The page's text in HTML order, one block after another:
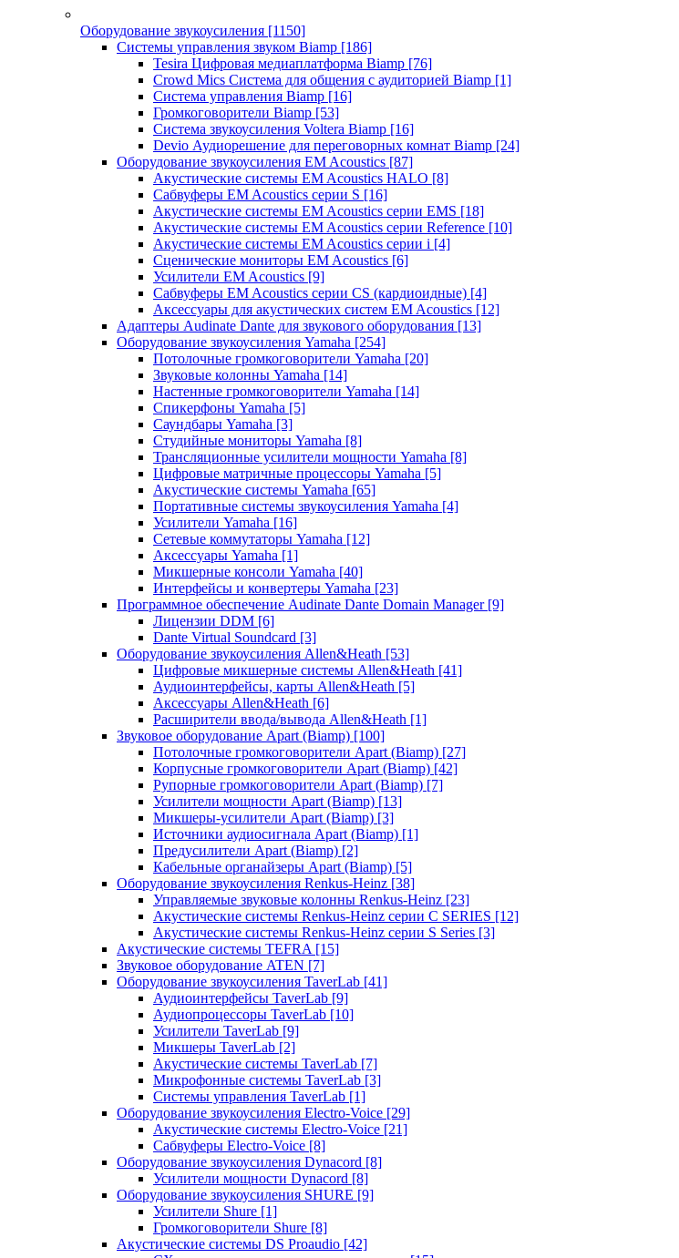
Оборудование звукоусиления [1150]
Системы управления звуком Biamp [186]
Tesira Цифровая медиаплатформа Biamp [76]
Crowd Mics Система для общения с аудиторией Biamp [1]
Система управления Biamp [16]
Громкоговорители Biamp [53]
Система звукоусиления Voltera Biamp [16]
Devio Аудиорешение для переговорных комнат Biamp [24]
Оборудование звукоусиления EM Acoustics [87]
Акустические системы EM Acoustics HALO [8]
Сабвуферы EM Acoustics серии S [16]
Акустические системы EM Acoustics серии EMS [18]
Акустические системы EM Acoustics серии Reference [10]
Акустические системы EM Acoustics серии i [4]
Сценические мониторы EM Acoustics [6]
Усилители EM Acoustics [9]
Сабвуферы EM Acoustics серии CS (кардиоидные) [4]
Аксессуары для акустических систем EM Acoustics [12]
Адаптеры Audinate Dante для звукового оборудования [13]
Оборудование звукоусиления Yamaha [254]
Потолочные громкоговорители Yamaha [20]
Звуковые колонны Yamaha [14]
Настенные громкоговорители Yamaha [14]
Спикерфоны Yamaha [5]
Саундбары Yamaha [3]
Студийные мониторы Yamaha [8]
Трансляционные усилители мощности Yamaha [8]
Цифровые матричные процессоры Yamaha [5]
Акустические системы Yamaha [65]
Портативные системы звукоусиления Yamaha [4]
Усилители Yamaha [16]
Сетевые коммутаторы Yamaha [12]
Аксессуары Yamaha [1]
Микшерные консоли Yamaha [40]
Интерфейсы и конвертеры Yamaha [23]
Программное обеспечение Audinate Dante Domain Manager [9]
Лицензии DDM [6]
Dante Virtual Soundcard [3]
Оборудование звукоусиления Allen&Heath [53]
Цифровые микшерные системы Allen&Heath [41]
Аудиоинтерфейсы, карты Allen&Heath [5]
Аксессуары Allen&Heath [6]
Расширители ввода/вывода Allen&Heath [1]
Звуковое оборудование Apart (Biamp) [100]
Потолочные громкоговорители Apart (Biamp) [27]
Корпусные громкоговорители Apart (Biamp) [42]
Рупорные громкоговорители Apart (Biamp) [7]
Усилители мощности Apart (Biamp) [13]
Микшеры-усилители Apart (Biamp) [3]
Источники аудиосигнала Apart (Biamp) [1]
Предусилители Apart (Biamp) [2]
Кабельные органайзеры Apart (Biamp) [5]
Оборудование звукоусиления Renkus-Heinz [38]
Управляемые звуковые колонны Renkus-Heinz [23]
Акустические системы Renkus-Heinz серии C SERIES [12]
Акустические системы Renkus-Heinz серии S Series [3]
Акустические системы TEFRA [15]
Звуковое оборудование ATEN [7]
Оборудование звукоусиления TaverLab [41]
Аудиоинтерфейсы TaverLab [9]
Аудиопроцессоры TaverLab [10]
Усилители TaverLab [9]
Микшеры TaverLab [2]
Акустические системы TaverLab [7]
Микрофонные системы TaverLab [3]
Системы управления TaverLab [1]
Оборудование звукоусиления Electro-Voice [29]
Акустические системы Electro-Voice [21]
Сабвуферы Electro-Voice [8]
Оборудование звукоусиления Dynacord [8]
Усилители мощности Dynacord [8]
Оборудование звукоусиления SHURE [9]
Усилители Shure [1]
Громкоговорители Shure [8]
Акустические системы DS Proaudio [42]